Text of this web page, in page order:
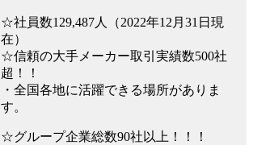
☆社員数129,487人（2022年12月31日現
在）
☆信頼の大手メーカー取引実績数500社
超！！
・全国各地に活躍できる場所がありま
す。
☆グループ企業総数90社以上！！！